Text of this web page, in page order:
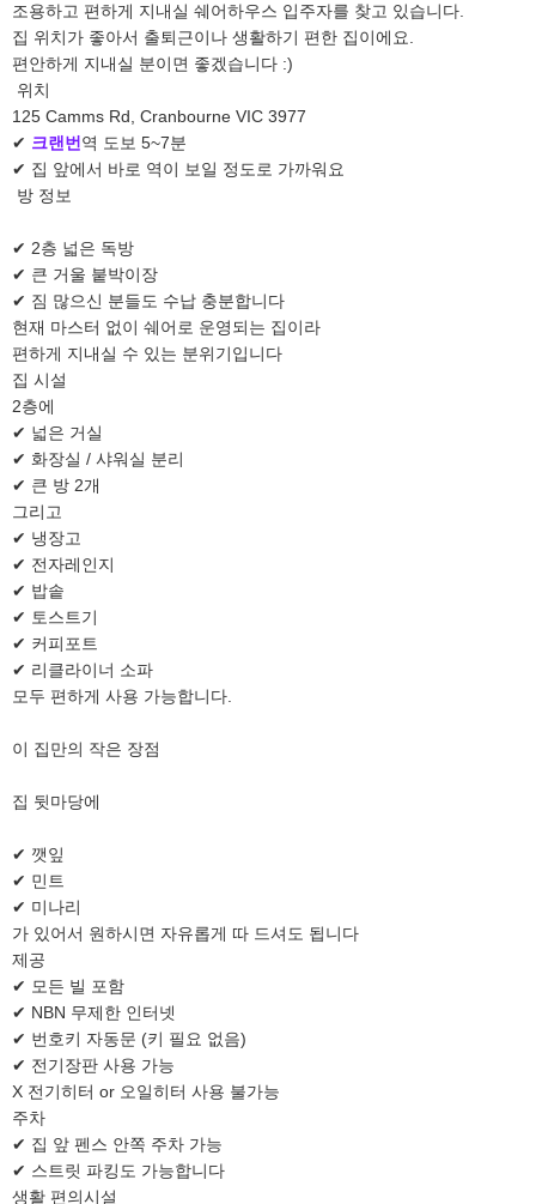
조용하고 편하게 지내실 쉐어하우스 입주자를 찾고 있습니다.
집 위치가 좋아서 출퇴근이나 생활하기 편한 집이에요.
편안하게 지내실 분이면 좋겠습니다 :)
위치
125 Camms Rd, Cranbourne VIC 3977
✔ 크랜번 역 도보 5~7분
✔ 집 앞에서 바로 역이 보일 정도로 가까워요
방 정보
✔ 2층 넓은 독방
✔ 큰 거울 붙박이장
✔ 짐 많으신 분들도 수납 충분합니다
현재 마스터 없이 쉐어로 운영되는 집이라
편하게 지내실 수 있는 분위기입니다
집 시설
2층에
✔ 넓은 거실
✔ 화장실 / 샤워실 분리
✔ 큰 방 2개
그리고
✔ 냉장고
✔ 전자레인지
✔ 밥솥
✔ 토스트기
✔ 커피포트
✔ 리클라이너 소파
모두 편하게 사용 가능합니다.
이 집만의 작은 장점
집 뒷마당에
✔ 깻잎
✔ 민트
✔ 미나리
가 있어서 원하시면 자유롭게 따 드셔도 됩니다
제공
✔ 모든 빌 포함
✔ NBN 무제한 인터넷
✔ 번호키 자동문 (키 필요 없음)
✔ 전기장판 사용 가능
X 전기히터 or 오일히터 사용 불가능
주차
✔ 집 앞 펜스 안쪽 주차 가능
✔ 스트릿 파킹도 가능합니다
생활 편의시설